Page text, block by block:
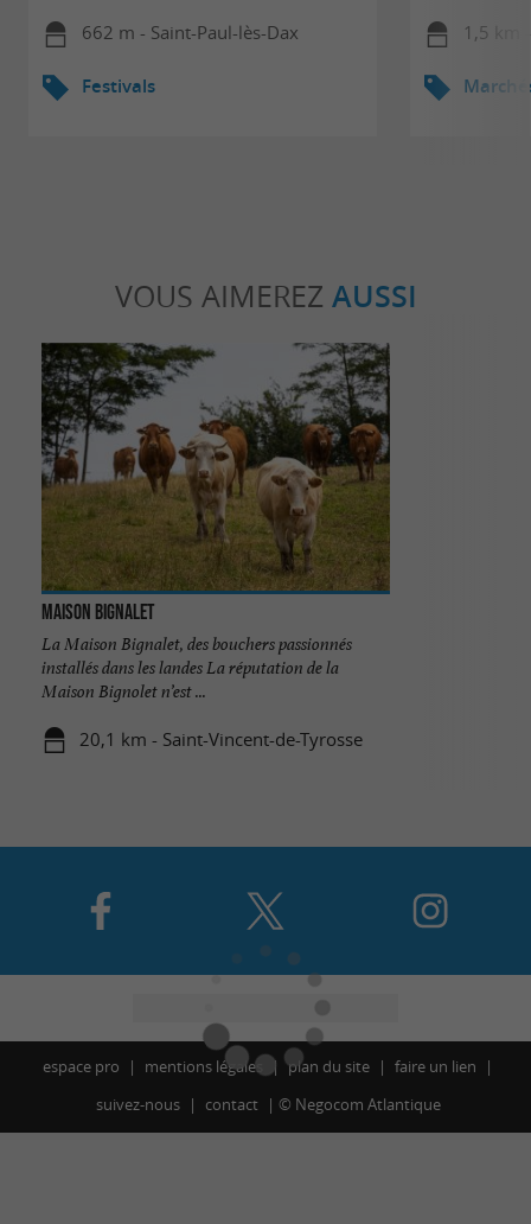
662 m - Saint-Paul-lès-Dax
Festivals
1,5 km
VOUS AIMEREZ AUSSI
Maison Bignalet
La Maison Bignalet, des bouchers passionnés
installés dans les landes La réputation de la
Maison Bignolet n’est ...
20,1 km - Saint-Vincent-de-Tyrosse
espace pro mentions légales plan du site
faire un lien
suivez-nous
contact © Negocom Atlantique